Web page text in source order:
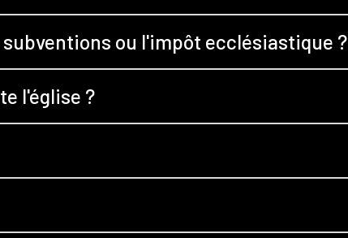
ou l'impôt ecclésiastique ?
l'église ?